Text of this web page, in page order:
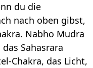
du die
nach oben gibst,
Nabho Mudra
Sahasrara
Chakra, das Licht,